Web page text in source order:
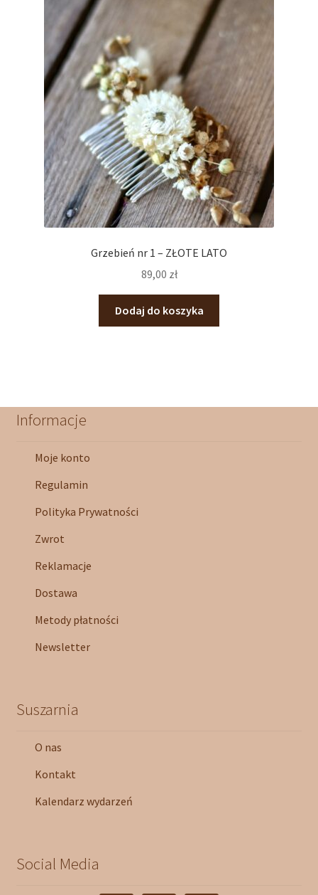
Grzebień nr 1 – ZŁOTE LATO
89,00 zł
Dodaj do koszyka
Informacje
Moje konto
Regulamin
Polityka Prywatności
Zwrot
Reklamacje
Dostawa
Metody płatności
Newsletter
Suszarnia
O nas
Kontakt
Kalendarz wydarzeń
Social Media